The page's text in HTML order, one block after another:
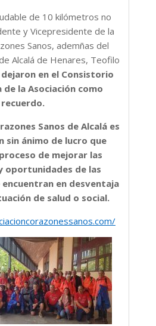
de 10 kilómetros no
y Vicepresidente de la
Sanos, ademñas del
Alcalá de Henares, Teofilo
dejaron en el Consistorio
de la Asociación como
recuerdo.
Sanos de Alcalá es
sin ánimo de lucro que
de mejorar las
oportunidades de las
encuentran en desventaja
de salud o social.